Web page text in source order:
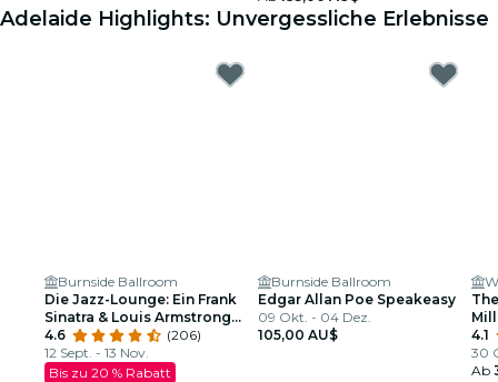
Adelaide Highlights: Unvergessliche Erlebnisse
Burnside Ballroom
Die Jazz-Lounge: Ein Frank
Sinatra & Louis Armstrong
Tribute
4.6
(206)
12 Sept. - 13 Nov.
Bis zu 20 % Rabatt
Burnside Ballroom
Edgar Allan Poe Speakeasy
09 Okt. - 04 Dez.
105,00 AU$
4.1
30
Ab